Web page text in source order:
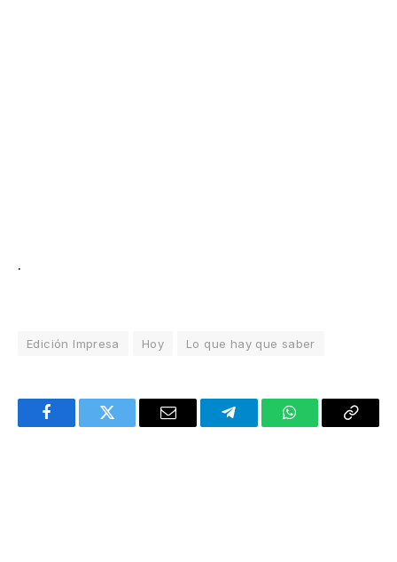
.
Edición Impresa Hoy Lo que hay que saber
FacebookTwitter Email TelegramWhatsAppCopy